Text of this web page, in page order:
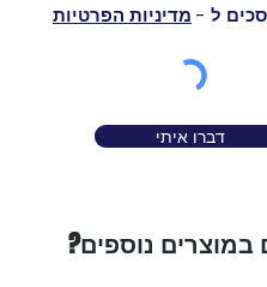
ל - מדיניות הפרטיות
דברו איתי
במוצרים נוספים?